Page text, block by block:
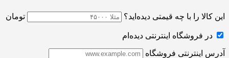
این کالا را با چه قیمتی دیده‌اید؟ تومان
در فروشگاه اینترنتی دیده‌ام
آدرس اینترنتی فروشگاه